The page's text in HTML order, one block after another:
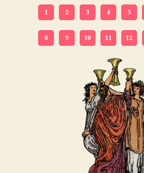
1 2 3 4 5
8 9 10 11 12